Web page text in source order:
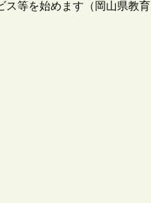
ス等を始めます（岡山県教育